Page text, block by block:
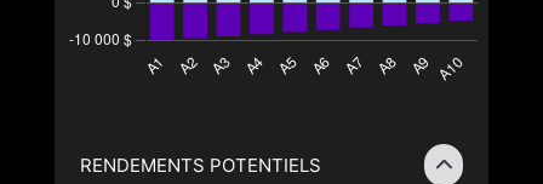
RENDEMENTS POTENTIELS